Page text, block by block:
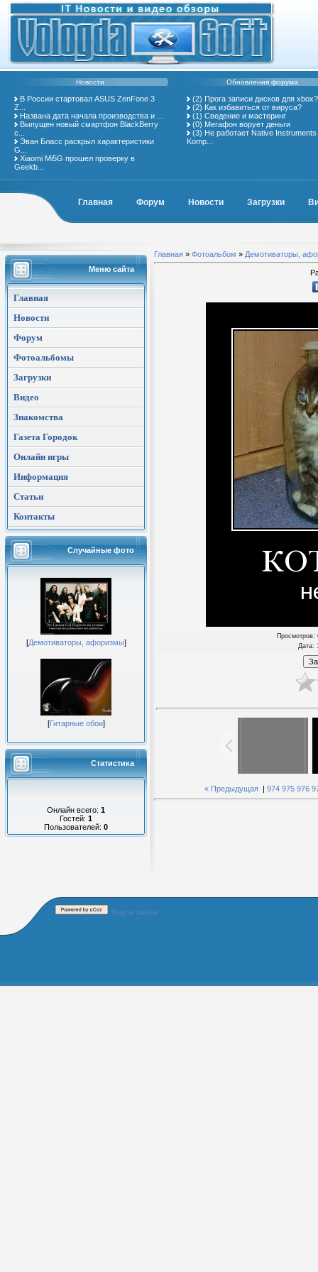
Новости Обновления форума
В России стартовал ASUS ZenFone 3
Z...
Названа дата начала производства и ...
Выпущен новый смартфон BlackBerry
с...
Эван Бласс раскрыл характеристики
G...
Xiaomi Mi5G прошел проверку в
Geekb...
(2) Прога записи дисков для xbox?
(2) Как избавиться от вируса?
(1) Сведение и мастеринг
(0) Мегафон ворует деньги
(3) Не работает Native Instruments
Komp...
Главная Форум Новости Загрузки
Меню сайта
Главная
Новости
Форум
Фотоальбомы
Загрузки
Видео
Знакомства
Газета Городок
Онлайн игры
Информация
Статьи
Контакты
Случайные фото
[Демотиваторы, афоризмы]
[Гитарные обои]
Статистика
Онлайн всего: 1
Гостей: 1
Пользователей: 0
Главная » Фотоальбом » Демотиваторы,
Просмотров:
Дата:
« Предыдущая | 974 975 976
Карта сайта